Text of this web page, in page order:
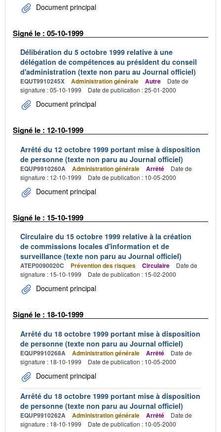
Document principal
Signé le : 05-10-1999
Délibération du 5 octobre 1999 relative à une
délégation de compétences au président du conseil
d'administration (texte non paru au Journal officiel)
EQUT9910245X Administration générale Autre
Date de
signature : 05-10-1999
Date de publication : 25-01-2000
Document principal
Signé le : 12-10-1999
Arrêté du 12 octobre 1999 portant mise à disposition
de personne (texte non paru au Journal officiel)
EQUP9910260A Administration générale Arrêté
Date de
signature : 12-10-1999
Date de publication : 10-05-2000
Document principal
Signé le : 15-10-1999
Circulaire du 15 octobre 1999 relative à la création
de commissions locales d'information et de
surveillance (texte non paru au Journal officiel)
ATEP0090020C Prévention des risques Circulaire
Date de
signature : 15-10-1999
Date de publication : 15-02-2000
Document principal
Signé le : 18-10-1999
Arrêté du 18 octobre 1999 portant mise à disposition
de personne (texte non paru au Journal officiel)
EQUP9910268A Administration générale Arrêté
Date de
signature : 18-10-1999
Date de publication : 10-05-2000
Document principal
Arrêté du 18 octobre 1999 portant mise à disposition
de personne (texte non paru au Journal officiel)
EQUP9910262A Administration générale Arrêté
Date de
signature : 18-10-1999
Date de publication : 10-05-2000